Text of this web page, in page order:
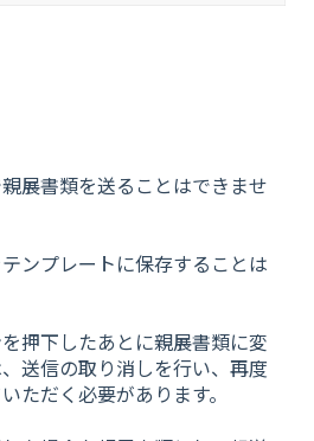
展書類を送ることはできませ
ンプレートに保存することは
押下したあとに親展書類に変
送信の取り消しを行い、再度
ただく必要があります。